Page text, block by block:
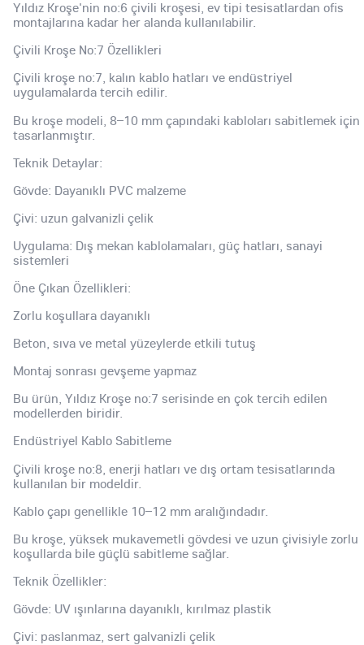
Yıldız Kroşe'nin no:6 çivili kroşesi, ev tipi tesisatlardan ofis
montajlarına kadar her alanda kullanılabilir.
Çivili Kroşe No:7 Özellikleri
Çivili kroşe no:7, kalın kablo hatları ve endüstriyel
uygulamalarda tercih edilir.
Bu kroşe modeli, 8–10 mm çapındaki kabloları sabitlemek için
tasarlanmıştır.
Teknik Detaylar:
Gövde: Dayanıklı PVC malzeme
Çivi: uzun galvanizli çelik
Uygulama: Dış mekan kablolamaları, güç hatları, sanayi
sistemleri
Öne Çıkan Özellikleri:
Zorlu koşullara dayanıklı
Beton, sıva ve metal yüzeylerde etkili tutuş
Montaj sonrası gevşeme yapmaz
Bu ürün, Yıldız Kroşe no:7 serisinde en çok tercih edilen
modellerden biridir.
Endüstriyel Kablo Sabitleme
Çivili kroşe no:8, enerji hatları ve dış ortam tesisatlarında
kullanılan bir modeldir.
Kablo çapı genellikle 10–12 mm aralığındadır.
Bu kroşe, yüksek mukavemetli gövdesi ve uzun çivisiyle zorlu
koşullarda bile güçlü sabitleme sağlar.
Teknik Özellikler:
Gövde: UV ışınlarına dayanıklı, kırılmaz plastik
Çivi: paslanmaz, sert galvanizli çelik